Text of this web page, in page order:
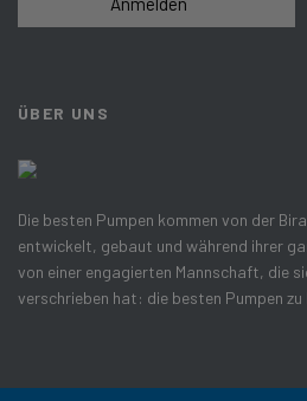
ÜBER UNS
Die besten Pumpen kommen von der
entwickelt, gebaut und während ihrer
von einer engagierten Mannschaft, die
verschrieben hat: die besten Pumpen